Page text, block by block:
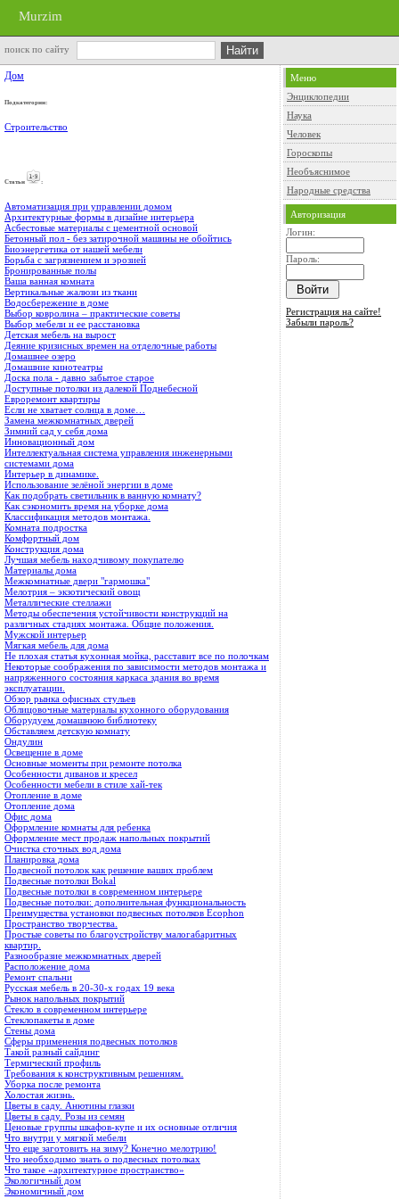
Murzim
поиск по сайту
Дом
Подкатегории:
Строительство
Cтатьи :
Автоматизация при управлении домом
Архитектурные формы в дизайне интерьера
Асбестовые материалы с цементной основой
Бетонный пол - без затирочной машины не обойтись
Биоэнергетика от нашей мебели
Борьба с загрязнением и эрозией
Бронированные полы
Ваша ванная комната
Вертикальные жалюзи из ткани
Водосбережение в доме
Выбор ковролина – практические советы
Выбор мебели и ее расстановка
Детская мебель на вырост
Деяние кризисных времен на отделочные работы
Домашнее озеро
Домашние кинотеатры
Доска пола - давно забытое старое
Доступные потолки из далекой Поднебесной
Евроремонт квартиры
Если не хватает солнца в доме…
Замена межкомнатных дверей
Зимний сад у себя дома
Инновационный дом
Интеллектуальная система управления инженерными
системами дома
Интерьер в динамике.
Использование зелёной энергии в доме
Как подобрать светильник в ванную комнату?
Как сэкономить время на уборке дома
Классификация методов монтажа.
Комната подростка
Комфортный дом
Конструкция дома
Лучшая мебель находчивому покупателю
Материалы дома
Межкомнатные двери "гармошка"
Мелотрия – экзотический овощ
Металлические стеллажи
Методы обеспечения устойчивости конструкций на
различных стадиях монтажа. Общие положения.
Мужской интерьер
Мягкая мебель для дома
Не плохая статья кухонная мойка, расставит все по полочкам
Некоторые соображения по зависимости методов монтажа и
напряженного состояния каркаса здания во время
эксплуатации.
Обзор рынка офисных стульев
Облицовочные материалы кухонного оборудования
Оборудуем домашнюю библиотеку
Обставляем детскую комнату
Ондулин
Освещение в доме
Основные моменты при ремонте потолка
Особенности диванов и кресел
Особенности мебели в стиле хай-тек
Отопление в доме
Отопление дома
Офис дома
Оформление комнаты для ребенка
Оформление мест продаж напольных покрытий
Очистка сточных вод дома
Планировка дома
Подвесной потолок как решение ваших проблем
Подвесные потолки Bokal
Подвесные потолки в современном интерьере
Подвесные потолки: дополнительная функциональность
Преимущества установки подвесных потолков Ecophon
Пространство творчества.
Простые советы по благоустройству малогабаритных
квартир.
Разнообразие межкомнатных дверей
Расположение дома
Ремонт спальни
Русская мебель в 20-30-х годах 19 века
Рынок напольных покрытий
Стекло в современном интерьере
Стеклопакеты в доме
Стены дома
Сферы применения подвесных потолков
Такой разный сайдинг
Термический профиль
Требования к конструктивным решениям.
Уборка после ремонта
Холостая жизнь.
Цветы в саду. Анютины глазки
Цветы в саду. Розы из семян
Ценовые группы шкафов-купе и их основные отличия
Что внутри у мягкой мебели
Что еще заготовить на зиму? Конечно мелотрию!
Что необходимо знать о подвесных потолках
Что такое «архитектурное пространство»
Экологичный дом
Экономичный дом
Меню
Энциклопедии
Наука
Человек
Гороскопы
Необъяснимое
Народные средства
Авторизация
Логин:
Пароль:
Регистрация на сайте!
Забыли пароль?